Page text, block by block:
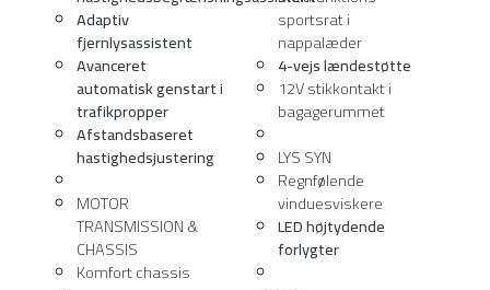
Avanceret
automatisk genstart i
trafikpropper
Afstandsbaseret
hastighedsjustering
MOTOR
CHASSIS
Komfort chassis
LYD &
4-vejs lændestøtte
12V stikkontakt i
bagagerummet
LYS SYN
vinduesviskere
LED højtydende
forlygter
HJUL